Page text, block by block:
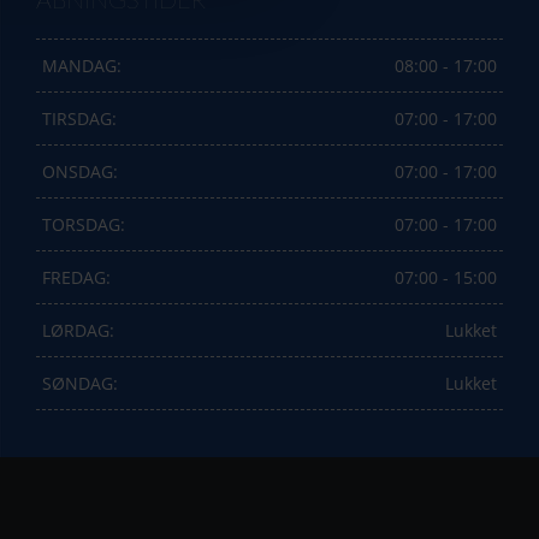
MANDAG: 08:00 - 17:00
TIRSDAG: 07:00 - 17:00
ONSDAG: 07:00 - 17:00
TORSDAG: 07:00 - 17:00
FREDAG: 07:00 - 15:00
LØRDAG: Lukket
SØNDAG: Lukket